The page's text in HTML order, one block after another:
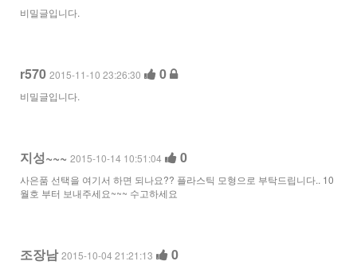
비밀글입니다.
r570 2015-11-10 23:26:30 0
비밀글입니다.
지성~~~ 2015-10-14 10:51:04 0
사은품 선택을 여기서 하면 되나요?? 플라스틱 모형으로 부탁드립니다.. 10
월호 부터 보내주세요~~~ 수고하세요
조장남2015-10-04 21:21:13 0